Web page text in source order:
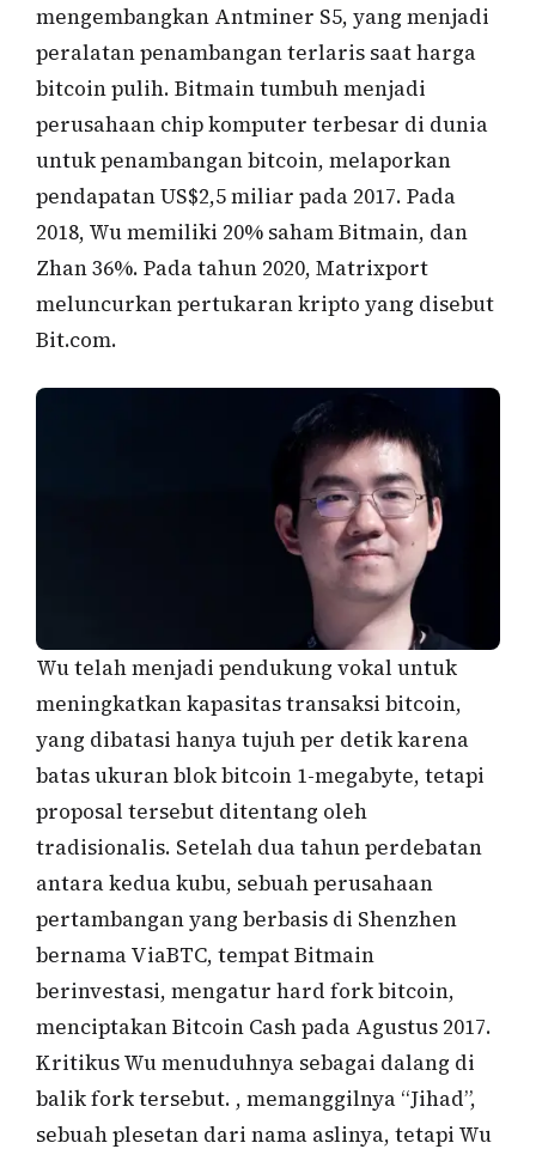
mengembangkan Antminer S5, yang menjadi
peralatan penambangan terlaris saat harga
bitcoin pulih. Bitmain tumbuh menjadi
perusahaan chip komputer terbesar di dunia
untuk penambangan bitcoin, melaporkan
pendapatan US$2,5 miliar pada 2017. Pada
2018, Wu memiliki 20% saham Bitmain, dan
Zhan 36%. Pada tahun 2020, Matrixport
meluncurkan pertukaran kripto yang disebut
Bit.com.
Wu telah menjadi pendukung vokal untuk
meningkatkan kapasitas transaksi bitcoin,
yang dibatasi hanya tujuh per detik karena
batas ukuran blok bitcoin 1-megabyte, tetapi
proposal tersebut ditentang oleh
tradisionalis. Setelah dua tahun perdebatan
antara kedua kubu, sebuah perusahaan
pertambangan yang berbasis di Shenzhen
bernama ViaBTC, tempat Bitmain
berinvestasi, mengatur hard fork bitcoin,
menciptakan Bitcoin Cash pada Agustus 2017.
Kritikus Wu menuduhnya sebagai dalang di
balik fork tersebut. , memanggilnya “Jihad”,
sebuah plesetan dari nama aslinya, tetapi Wu